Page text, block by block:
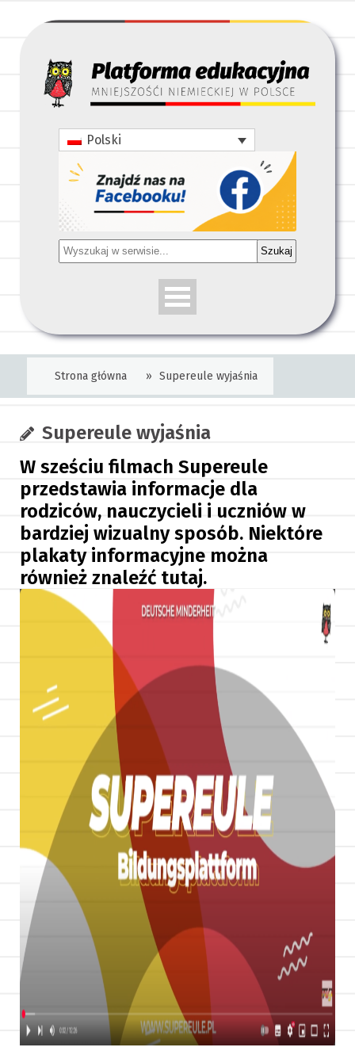
Polski
Szukaj
Strona główna » Supereule wyjaśnia
Supereule wyjaśnia
W sześciu filmach Supereule
przedstawia informacje dla
rodziców, nauczycieli i uczniów w
bardziej wizualny sposób. Niektóre
plakaty informacyjne można
również znaleźć tutaj.